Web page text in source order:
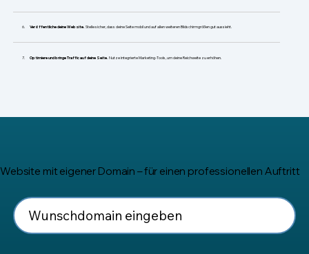
Veröffentliche deine Website. Stelle sicher, dass deine Seite mobil und auf allen weiteren Bildschirmgrößen gut aussieht.
Optimiere und bringe Traffic auf deine Seite. Nutze integrierte Marketing-Tools, um deine Reichweite zu erhöhen.
Website mit eigener Domain – für einen professionellen Auftritt